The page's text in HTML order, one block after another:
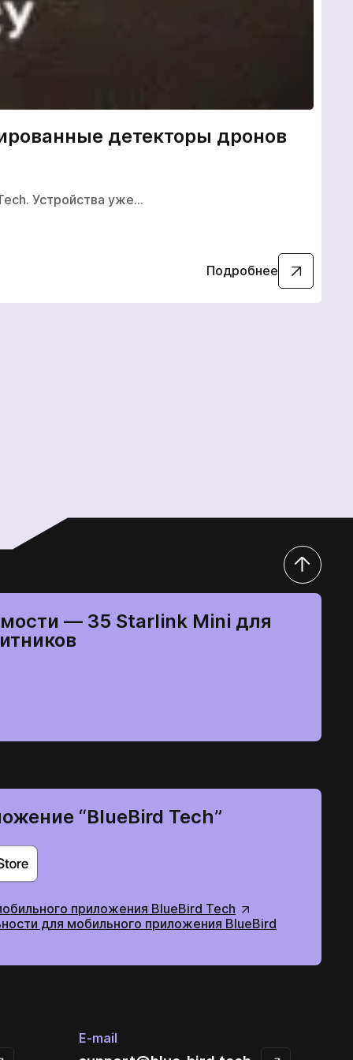
детекторы дронов
Устройства уже…
Подробнее
— 35 Starlink Mini для
“BlueBird Tech”
приложения BlueBird Tech
для мобильного приложения BlueBird
E-mail